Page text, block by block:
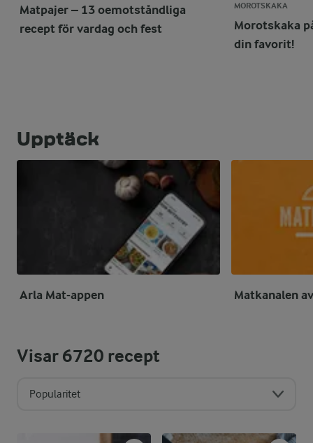
Matpajer – 13 oemotståndliga
recept för vardag och fest
MOROTSKAKA
Morotskaka
din favorit!
Upptäck
Arla Mat-appen Matkanalen
Visar6720 recept
Popularitet